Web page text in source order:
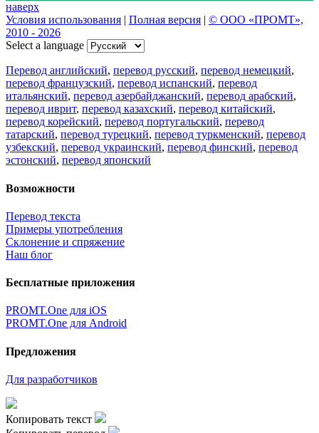
наверх
Условия использования | Полная версия | © ООО «ПРОМТ»,
2010 - 2026
Select a language
Перевод английский, перевод русский, перевод немецкий,
перевод французский, перевод испанский, перевод
итальянский, перевод азербайджанский, перевод арабский,
перевод иврит, перевод казахский, перевод китайский,
перевод корейский, перевод португальский, перевод
татарский, перевод турецкий, перевод туркменский, перевод
узбекский, перевод украинский, перевод финский, перевод
эстонский, перевод японский
Возможности
Перевод текста
Примеры употребления
Склонение и спряжение
Наш блог
Бесплатные приложения
PROMT.One для iOS
PROMT.One для Android
Предложения
Для разработчиков
Копировать текст